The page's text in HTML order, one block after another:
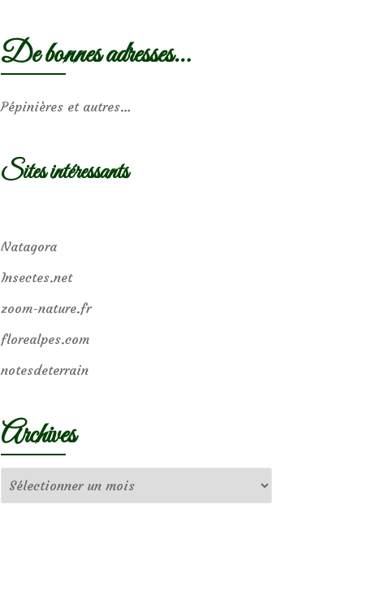
De bonnes adresses…
Pépinières et autres…
Sites intéressants
Natagora
Insectes.net
zoom-nature.fr
florealpes.com
notesdeterrain
Archives
Archives